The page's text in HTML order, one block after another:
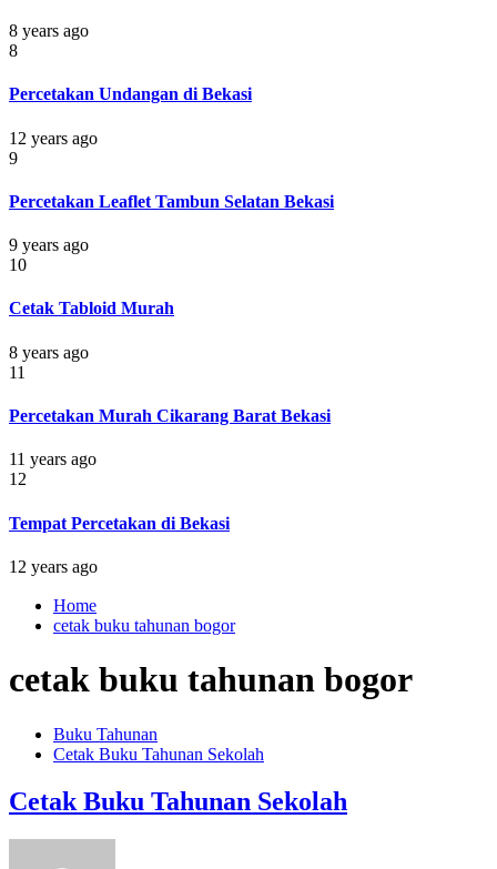
8 years ago
8
Percetakan Undangan di Bekasi
12 years ago
9
Percetakan Leaflet Tambun Selatan Bekasi
9 years ago
10
Cetak Tabloid Murah
8 years ago
11
Percetakan Murah Cikarang Barat Bekasi
11 years ago
12
Tempat Percetakan di Bekasi
12 years ago
Home
cetak buku tahunan bogor
cetak buku tahunan bogor
Buku Tahunan
Cetak Buku Tahunan Sekolah
Cetak Buku Tahunan Sekolah